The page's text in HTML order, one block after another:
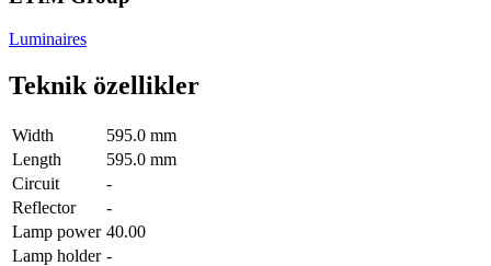
Luminaires
Teknik özellikler
Width
595.0 mm
Length
595.0 mm
Circuit
-
Reflector
-
Lamp power 40.00
Lamp holder -